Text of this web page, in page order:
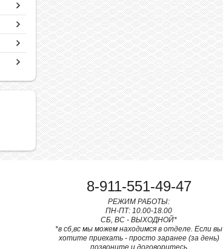
8-911-551-49-47
РЕЖИМ РАБОТЫ:
ПН-ПТ: 10.00-18.00
СБ, ВС - ВЫХОДНОЙ*
*в сб,вс мы можем находимся в отделе. Если вы
хотите приехать - просто заранее (за день)
позвоните и договоритесь